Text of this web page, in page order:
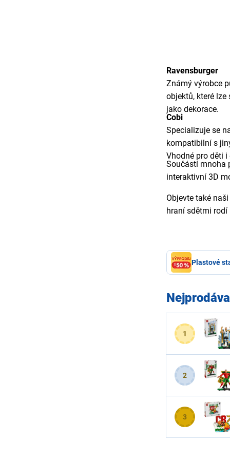
Ravensburger
Známý výrobce
objektů, které
jako dekorace.
Cobi
Specializuje se
kompatibilní s
Vhodné pro děti i
Součástí mnoha
interaktivní 3D
Objevte také
hraní sdětmi rodí
Plastové
1
2
3